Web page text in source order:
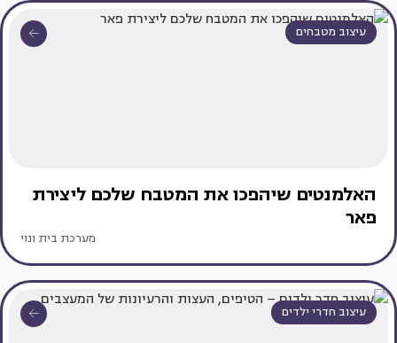
עיצוב מטבחים
האלמנטים שיהפכו את המטבח שלכם ליצירת
פאר
מערכת בית ונוי
עיצוב חדרי ילדים